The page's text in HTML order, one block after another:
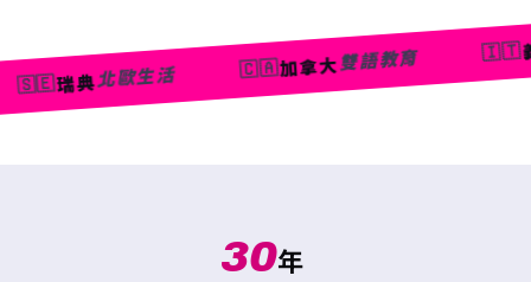
生活 🇨🇦加拿大 雙語教育 🇮🇹義大利 藝術志
30年